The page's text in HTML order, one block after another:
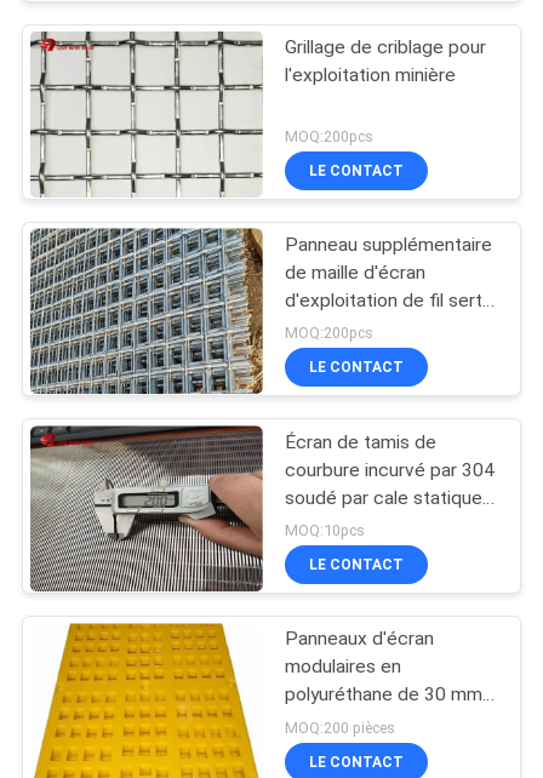
Grillage de criblage pour
l'exploitation minière
MOQ:200pcs
LE CONTACT
Panneau supplémentaire
de maille d'écran
d'exploitation de fil serti
par replis par aluminium 1
x 20 mètres de taille
MOQ:200pcs
LE CONTACT
Écran de tamis de
courbure incurvé par 304
soudé par cale statique
d'acier inoxydable
MOQ:10pcs
LE CONTACT
Panneaux d'écran
modulaires en
polyuréthane de 30 mm
d'épaisseur 305*305 en
forme hexagonale
MOQ:200 pièces
LE CONTACT